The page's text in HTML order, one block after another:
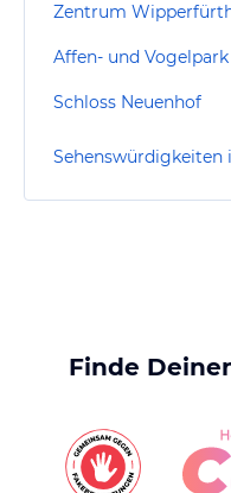
Zentrum
Affen- und Vogelpark
Schloss Neuenhof
Sehenswürdigkeiten
Finde